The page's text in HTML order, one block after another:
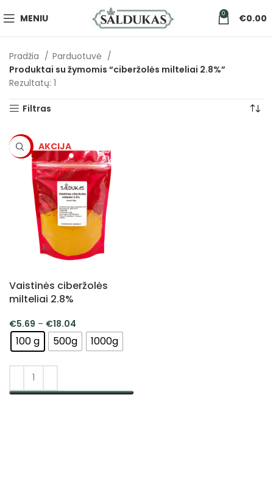
MENIU 0 €0.00
Pradžia
Parduotuvė
Produktai su žymomis “ciberžolės milteliai 2.8%”
Rezultatų: 1
Filtras
-5%
Vaistinės ciberžolės
milteliai 2.8%
€5.69 – €18.04
100 g 500g 1000g